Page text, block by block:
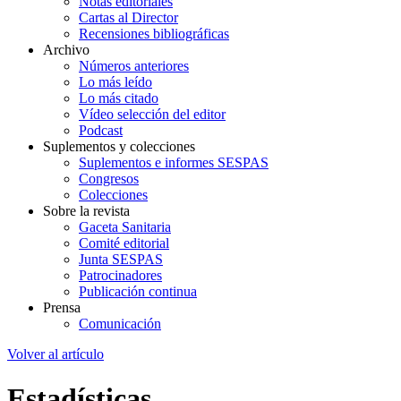
Cartas al Director
Recensiones bibliográficas
Archivo
Números anteriores
Lo más leído
Lo más citado
Vídeo selección del editor
Podcast
Suplementos y colecciones
Suplementos e informes SESPAS
Congresos
Colecciones
Sobre la revista
Gaceta Sanitaria
Comité editorial
Junta SESPAS
Patrocinadores
Publicación continua
Prensa
Comunicación
Volver al artículo